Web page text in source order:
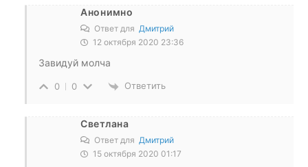
Анонимно
Ответ для Дмитрий
12 октября 2020 23:36
Завидуй молча
0 0 Ответить
Светлана
Ответ для Дмитрий
15 октября 2020 01:17